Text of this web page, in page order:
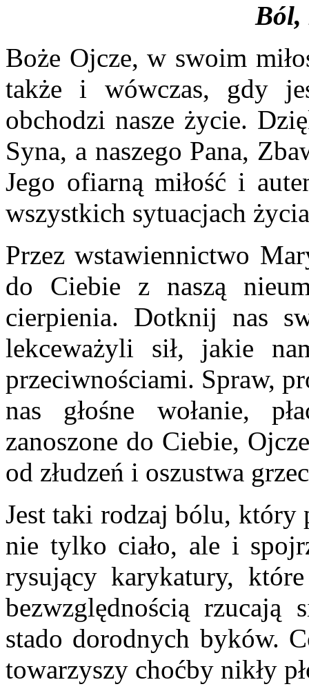
Ból,
Boże Ojcze, w swoim
także i wówczas, gdy
obchodzi nasze życie.
Syna, a naszego Pana,
Jego ofiarną miłość i
wszystkich sytuacjach
Przez wstawiennictwo
do Ciebie z naszą
cierpienia. Dotknij nas
lekceważyli sił, jakie
przeciwnościami. Spraw,
nas głośne wołanie,
zanoszone do Ciebie,
od złudzeń i oszustwa
Jest taki rodzaj bólu,
nie tylko ciało, ale i
rysujący karykatury,
bezwzględnością
stado dorodnych byków.
towarzyszy choćby nikły